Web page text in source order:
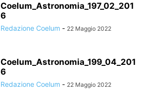
Coelum_Astronomia_197_02_201
6
Redazione Coelum - 22 Maggio 2022
Coelum_Astronomia_199_04_201
6
Redazione Coelum - 22 Maggio 2022